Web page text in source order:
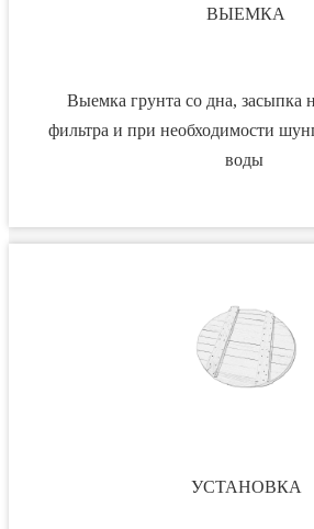
ВЫЕМКА
Выемка грунта со дна, засыпка
фильтра и при необходимости
воды
УСТАНОВКА